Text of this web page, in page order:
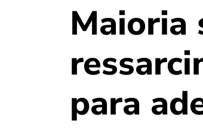
Maioria
para